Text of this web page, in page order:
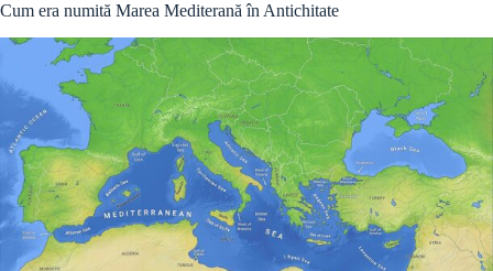
Cum era numită Marea Mediterană în Antichitate